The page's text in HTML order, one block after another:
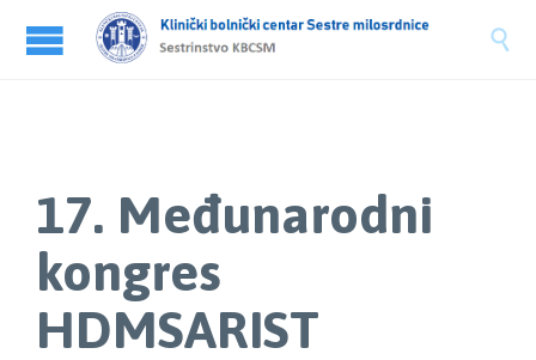

17. Međunarodni
kongres
HDMSARIST